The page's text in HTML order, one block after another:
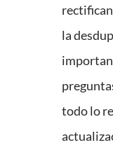
la
todo lo